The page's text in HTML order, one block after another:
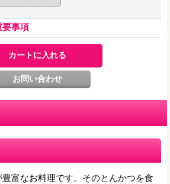
要事項
富なお料理です。そのとんかつを食